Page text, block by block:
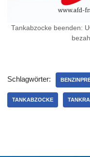
Tankabzocke beenden:
Schlagwörter:
TANKABZOCKE